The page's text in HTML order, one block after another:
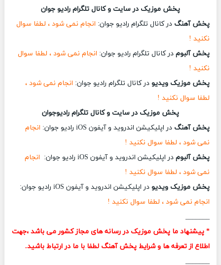
پخش موزیک در سایت و کانال تلگرام رادیو جوان
پخش آهنگ در کانال تلگرام رادیو جوان: انجام نمی شود ، لطفا سوال
نکنید !
پخش آلبومدر کانال تلگرام رادیو جوان: انجام نمی شود ، لطفا سوال
نکنید !
پخش موزیک ویدیودر کانال تلگرام رادیو جوان: انجام نمی شود ،
لطفا سوال نکنید !
پخش موزیک در سایت و کانال تلگرام رادیوجوان
پخش آهنگ در اپلیکیشن اندروید و آیفون iOS رادیو جوان:
انجام
نمی شود ، لطفا سوال نکنید !
پخش آلبومدر اپلیکیشن اندروید و آیفون iOS رادیو جوان:
انجام
نمی شود ، لطفا سوال نکنید !
پخش موزیک ویدیودر اپلیکیشن اندروید و آیفون iOS رادیو جوان:
انجام نمی شود ، لطفا سوال نکنید !
_______
* پیشنهاد ما پخش موزیک در رسانه های مجاز کشور می باشد ،جهت
اطلاع از تعرفه ها و شرایط پخش آهنگ لطفا با ما در ارتباط باشید.
_______